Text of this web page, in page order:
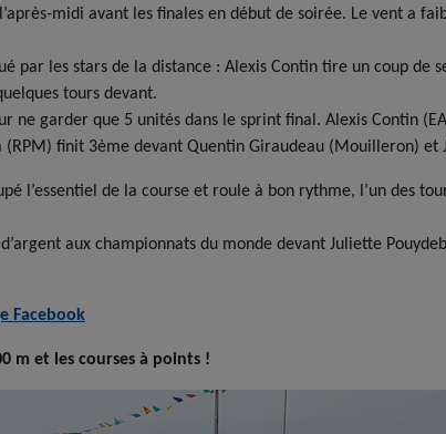
midi avant les finales en début de soirée. Le vent a
par les stars de la distance : Alexis Contin tire un coup de
tours devant.
garder que 5 unités dans le sprint final. Alexis Contin
finit 3ème devant Quentin Giraudeau (Mouilleron) et
l’essentiel de la course et roule à bon rythme, l’un des
aux championnats du monde devant Juliette
Facebook
m et les courses à points !